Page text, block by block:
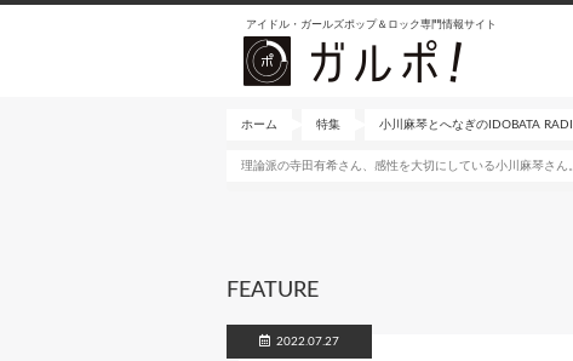
アイドル・ガールズポップ＆ロック専門情報サイト
ホーム 特集 小川麻琴とへなぎのIDOBATA
理論派の寺田有希さん、感性を大切にしている小川麻琴さ
FEATURE
2022.07.27